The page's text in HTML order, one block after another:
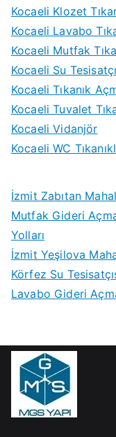
Kocaeli Klozet
Kocaeli Lavabo
Kocaeli Mutfak
Kocaeli Su
Kocaeli Tıkanık
Kocaeli Tuvalet
Kocaeli Vidanjör
Kocaeli WC
İzmit Zabıtan
Mutfak Gideri
Yolları
İzmit Yeşilova
Körfez Su
Lavabo Gideri